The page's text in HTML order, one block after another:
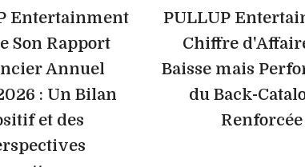
Entertainment
Son Rapport
Annuel
: Un Bilan
et des
PULLUP
Chiffre
Baisse mais
du Back-
Renforcée